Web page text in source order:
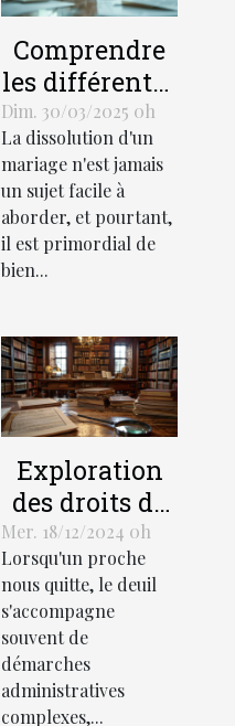
Comprendre
les différentes
procédures de
divorce et
leurs impacts
Dim. 30/03/2025 0h
La dissolution d'un
mariage n'est jamais
un sujet facile à
aborder, et pourtant,
il est primordial de
bien...
Exploration
des droits de
succession et
héritage selon
la loi
française
Mer. 18/12/2024 0h
Lorsqu'un proche
nous quitte, le deuil
s'accompagne
souvent de
démarches
administratives
complexes,...